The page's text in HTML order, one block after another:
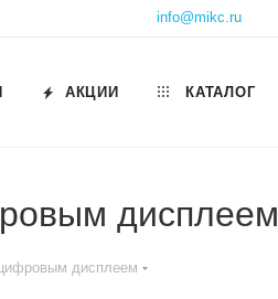
info@mikc.ru
АКЦИИ КАТАЛОГ
дисплеем
дисплеем